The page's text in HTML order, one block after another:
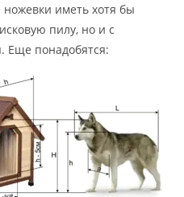
иметь хотя бы
пилу, но и с
Еще понадобятся: